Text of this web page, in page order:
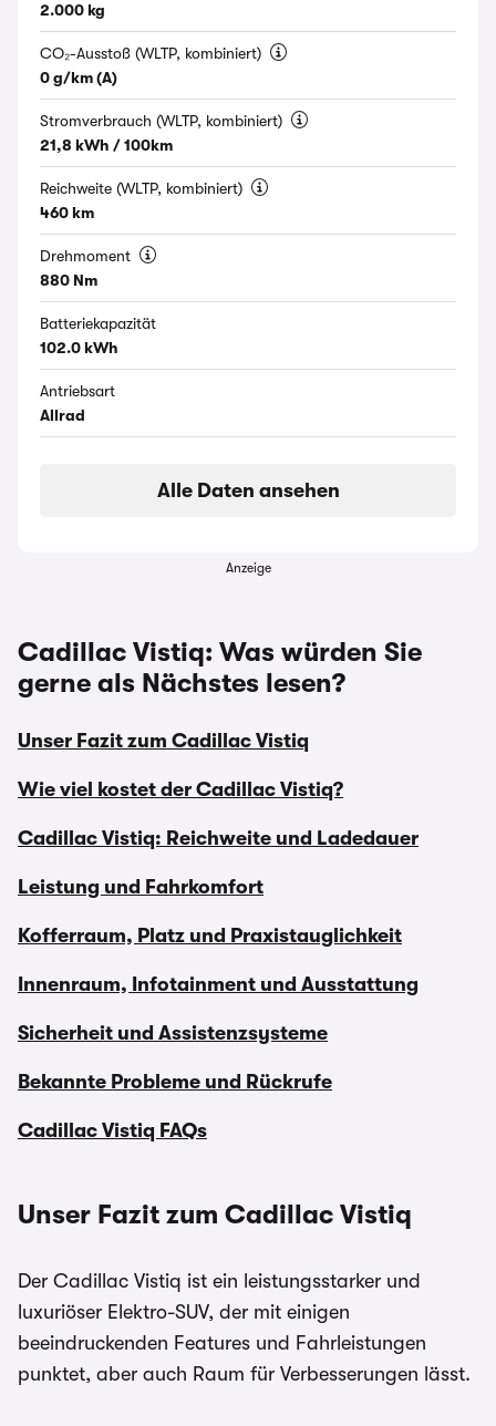
2.000 kg
CO₂-Ausstoß (WLTP, kombiniert)
0 g/km (A)
Stromverbrauch (WLTP, kombiniert)
21,8 kWh / 100km
Reichweite (WLTP, kombiniert)
460 km
Drehmoment
880 Nm
Batteriekapazität
102.0 kWh
Antriebsart
Allrad
Alle Daten ansehen
Anzeige
Cadillac Vistiq: Was würden Sie
gerne als Nächstes lesen?
Unser Fazit zum Cadillac Vistiq
Wie viel kostet der Cadillac Vistiq?
Cadillac Vistiq: Reichweite und Ladedauer
Leistung und Fahrkomfort
Kofferraum, Platz und Praxistauglichkeit
Innenraum, Infotainment und Ausstattung
Sicherheit und Assistenzsysteme
Bekannte Probleme und Rückrufe
Cadillac Vistiq FAQs
Unser Fazit zum Cadillac Vistiq
Der Cadillac Vistiq ist ein leistungsstarker und
luxuriöser Elektro-SUV, der mit einigen
beeindruckenden Features und Fahrleistungen
punktet, aber auch Raum für Verbesserungen lässt.